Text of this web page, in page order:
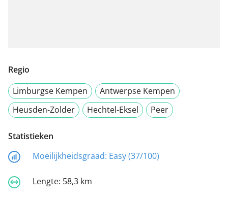
Regio
Limburgse Kempen
Antwerpse Kempen
Heusden-Zolder
Hechtel-Eksel Peer
Statistieken
Moeilijkheidsgraad: Easy (37/100)
Lengte: 58,3 km